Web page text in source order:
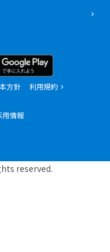
方針
利用規約
用情報
reserved.